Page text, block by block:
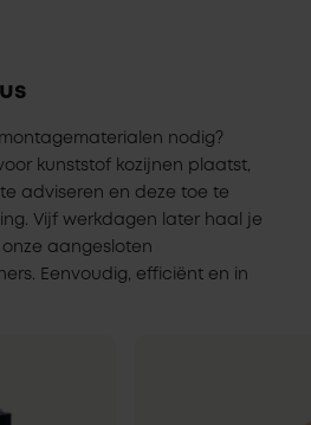
nodig?
kunststof kozijnen plaatst,
adviseren en deze toe te
Vijf werkdagen later haal je
aangesloten
Eenvoudig, efficiënt en in